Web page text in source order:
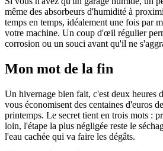
même des absorbeurs d'humidité à
temps en temps, idéalement une fois par
votre machine. Un coup d'œil régulier
corrosion ou un souci avant qu'il ne
Mon mot de la fin
Un hivernage bien fait, c'est deux heures
vous économisent des centaines d'euros
printemps. Le secret tient en trois mots :
loin, l'étape la plus négligée reste le
l'eau cachée qui va faire les dégâts.